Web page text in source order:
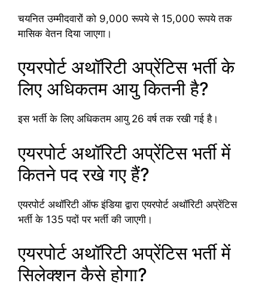
चयनित उम्मीदवारों को 9,000 रूपये से 15,000 रूपये तक
मासिक वेतन दिया जाएगा।
एयरपोर्ट अथॉरिटी अप्रेंटिस भर्ती के
लिए अधिकतम आयु कितनी है?
इस भर्ती के लिए अधिकतम आयु 26 वर्ष तक रखी गई है।
एयरपोर्ट अथॉरिटी अप्रेंटिस भर्ती में
कितने पद रखे गए हैं?
एयरपोर्ट अथॉरिटी ऑफ इंडिया द्वारा एयरपोर्ट अथॉरिटी अप्रेंटिस
भर्ती के 135 पदों पर भर्ती की जाएगी।
एयरपोर्ट अथॉरिटी अप्रेंटिस भर्ती में
सिलेक्शन कैसे होगा?